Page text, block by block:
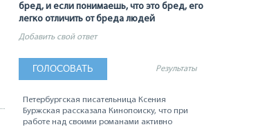
бред, и если понимаешь, что это бред, его
легко отличить от бреда людей
Добавить свой ответ
Результаты
Петербургская писательница Ксения
Буржская рассказала Кинопоиску, что при
работе над своими романами активно